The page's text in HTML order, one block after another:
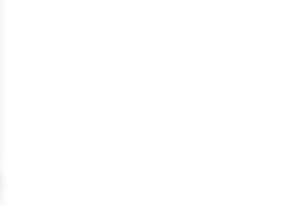
aos favoritos